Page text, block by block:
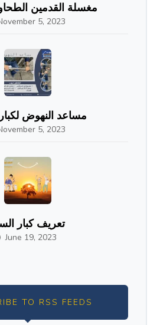
مغسلة القدمين
5, 2023
مساعد النهوض
5, 2023
تعريف كبار
June 19, 2023
TO RSS FEEDS